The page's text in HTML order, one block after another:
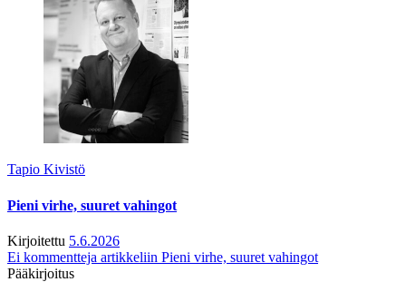
Tapio Kivistö
Pieni virhe, suuret vahingot
Kirjoitettu 5.6.2026
Ei kommentteja artikkeliin Pieni virhe, suuret vahingot
Pääkirjoitus